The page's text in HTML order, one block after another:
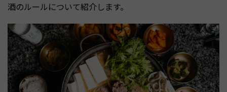
酒のルールについて紹介します。